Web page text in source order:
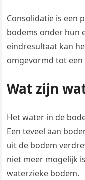
Consolidatie is een
bodems onder hun
eindresultaat kan
omgevormd tot
Wat zijn
Het water in de
Een teveel aan
uit de bodem
niet meer mogelijk
waterzieke bodem.